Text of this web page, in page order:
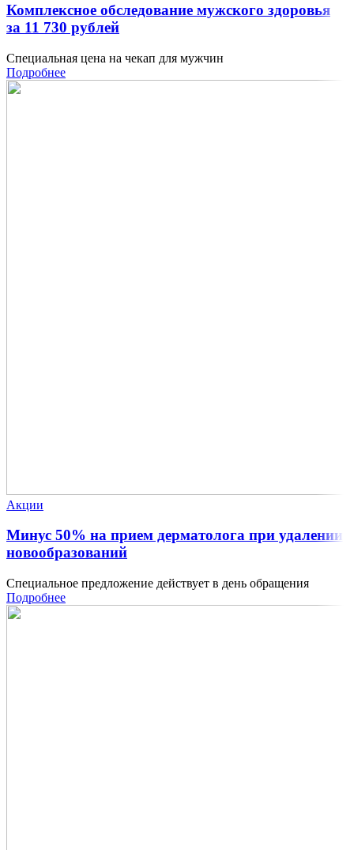
Комплексное обследование мужского здоровья
за 11 730 рублей
Специальная цена на чекап для мужчин
Подробнее
Акции
Минус 50% на прием дерматолога при удалении
новообразований
Специальное предложение действует в день обращения
Подробнее